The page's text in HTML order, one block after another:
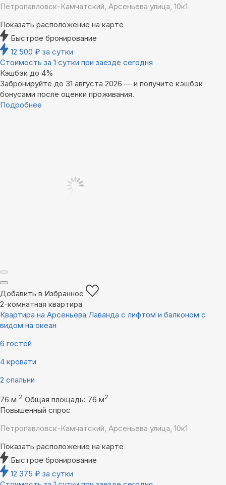
Петропавловск-Камчатский, Арсеньева улица, 10к1
Показать расположение на карте
Быстрое бронирование
12 500 ₽ за сутки
Стоимость за 1 сутки при заезде сегодня
Кэшбэк до 4%
Забронируйте до 31 августа 2026 — и получите кэшбэк
бонусами после оценки проживания.
Подробнее
Добавить в Избранное
2-комнатная квартира
Квартира на Арсеньева Лаванда с лифтом и балконом с
видом на океан
6 гостей
4 кровати
2 спальни
76 м 2 Общая площадь: 76 м2
Повышенный спрос
Петропавловск-Камчатский, Арсеньева улица, 10к1
Показать расположение на карте
Быстрое бронирование
12 375 ₽ за сутки